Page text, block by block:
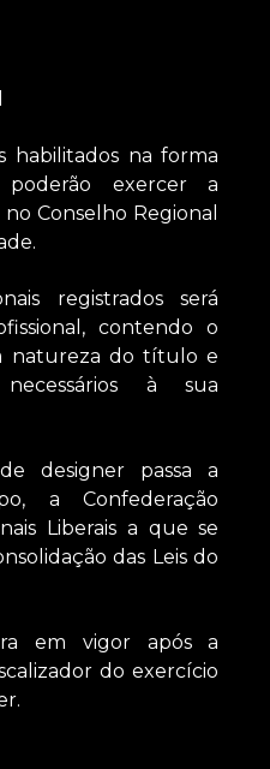
habilitados na forma
exercer a
Conselho Regional
registrados será
contendo o
natureza do título e
à sua
designer passa a
a Confederação
Liberais a que se
das Leis do
em vigor após a
do exercício